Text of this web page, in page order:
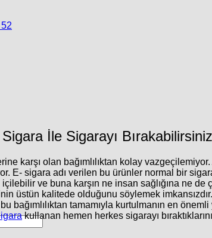
İle Sigarayı Bırakabilirsiniz
karşı olan bağımlılıktan kolay
E- sigara adı verilen bu ürünler normal bir
ve buna karşın ne insan sağlığına ne
üstün kalitede olduğunu söylemek
bağımlılıktan tamamıyla kurtulmanın en
kullanan hemen herkes sigarayı